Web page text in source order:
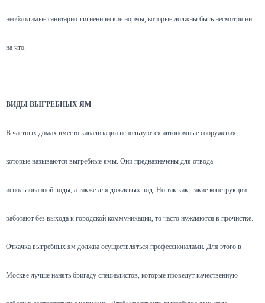
необходимые санитарно-гигиенические нормы, которые должны быть несмотря ни
на что.
ВИДЫ ВЫГРЕБНЫХ ЯМ
В частных домах вместо канализации используются автономные сооружения,
которые называются выгребные ямы. Они предназначены для отвода
использованной воды, а также для дождевых вод. Но так как, такие конструкции
работают без выхода к городской коммуникации, то часто нуждаются в прочистке.
Откачка выгребных ям должна осуществляться профессионалами. Для этого в
Москве лучше нанять бригаду специалистов, которые проведут качественную